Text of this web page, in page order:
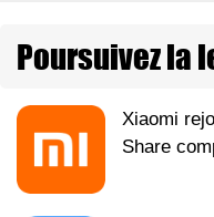
Poursuivez la
Xiaomi
Share